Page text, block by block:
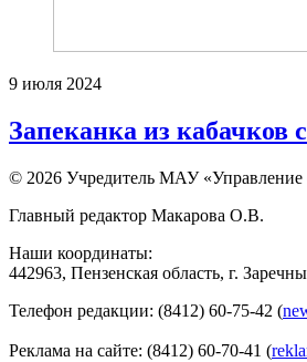
9 июля 2024
Запеканка из кабачков
© 2026 Учредитель МАУ «Управление
Главный редактор Макарова О.В.
Наши координаты:
442963, Пензенская область, г.
Телефон редакции: (8412) 60-75-42 (
Реклама на сайте: (8412) 60-70-41 (